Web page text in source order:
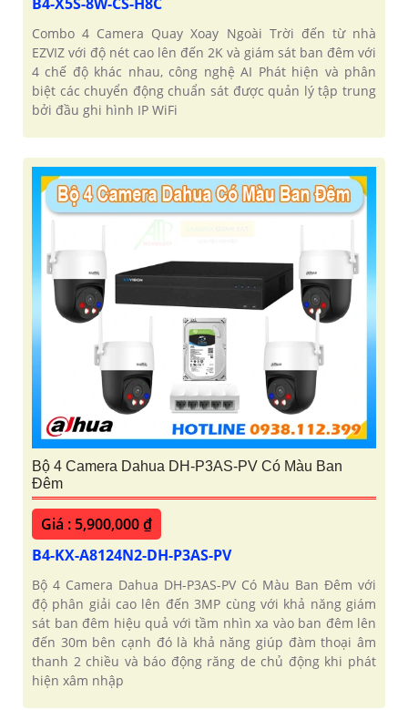
Combo 4 Camera Quay Xoay Ngoài Trời đến từ nhà
EZVIZ với độ nét cao lên đến 2K và giám sát ban đêm với
4 chế độ khác nhau, công nghệ AI Phát hiện và phân
biệt các chuyển động chuẩn sát được quản lý tập trung
bởi đầu ghi hình IP WiFi
Bộ 4 Camera Dahua DH-P3AS-PV Có Màu Ban
Đêm
Giá : 5,900,000 ₫
B4-KX-A8124N2-DH-P3AS-PV
Bộ 4 Camera Dahua DH-P3AS-PV Có Màu Ban Đêm với
độ phân giải cao lên đến 3MP cùng với khả năng giám
sát ban đêm hiệu quả với tầm nhìn xa vào ban đêm lên
đến 30m bên cạnh đó là khả năng giúp đàm thoại âm
thanh 2 chiều và báo động răng de chủ động khi phát
hiện xâm nhập